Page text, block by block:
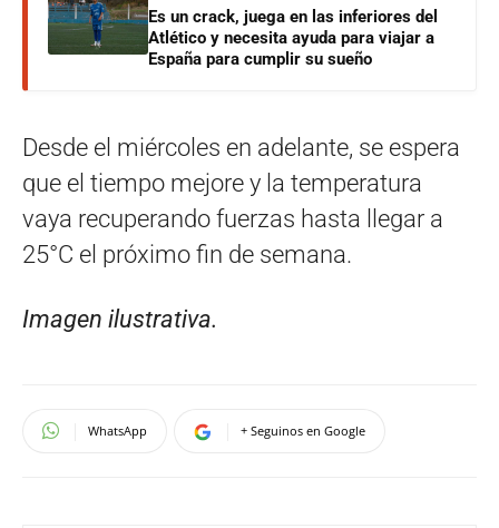
Es un crack, juega en las inferiores del
Atlético y necesita ayuda para viajar a
España para cumplir su sueño
Desde el miércoles en adelante, se espera
que el tiempo mejore y la temperatura
vaya recuperando fuerzas hasta llegar a
25°C el próximo fin de semana.
Imagen ilustrativa.
WhatsApp + Seguinos en Google